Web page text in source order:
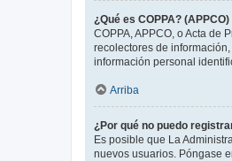
¿Qué es COPPA? (APPCO)
COPPA, APPCO, o Acta de
recolectores de
información personal
Arriba
¿Por qué no puedo
Es posible que La
nuevos usuarios. Póngase